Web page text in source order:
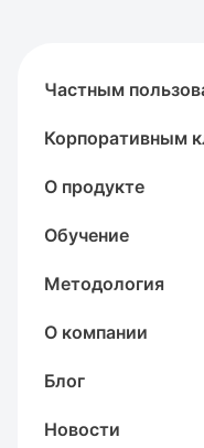
Частным
Корпоративным
О продукте
Обучение
Методология
О компании
Блог
Новости